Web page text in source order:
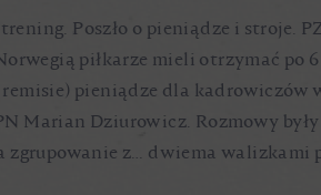
Poszło o pieniądze i stroje.
piłkarze mieli otrzymać po
pieniądze dla kadrowiczów
Marian Dziurowicz. Rozmowy
zgrupowanie z… dwiema walizkami